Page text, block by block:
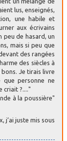
lus, enseignés,
une habile et
aux écrivains
peu de hasard, un
mais si peu que
des rangées
des siècles à
Je tirais livre
que personne ne
criait ?...."
à la poussière"
j’ai juste mis sous